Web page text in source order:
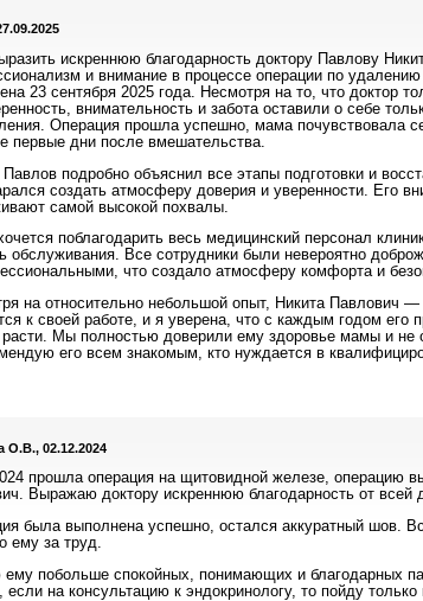
искреннюю благодарность доктору Павлову
и внимание в процессе операции по
23 сентября 2025 года. Несмотря на то, что доктор
внимательность и забота оставили о себе
Операция прошла успешно, мама почувствовала
первые дни после вмешательства.
Павлов подробно объяснил все этапы подготовки и
создать атмосферу доверия и уверенности. Его
самой высокой похвалы.
поблагодарить весь медицинский персонал
обслуживания. Все сотрудники были невероятно
что создало атмосферу комфорта и
на относительно небольшой опыт, Никита Павлович —
к своей работе, и я уверена, что с каждым годом его
расти. Мы полностью доверили ему здоровье мамы и не
его всем знакомым, кто нуждается в
О.В., 02.12.2024
прошла операция на щитовидной железе, операцию
Выражаю доктору искреннюю благодарность от всей
была выполнена успешно, остался аккуратный шов.
ему за труд.
побольше спокойных, понимающих и благодарных
если на консультацию к эндокринологу, то пойду только